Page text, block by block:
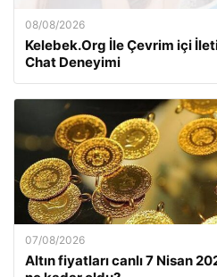
08/08/2026
Kelebek.Org İle Çevrim içi
Chat Deneyimi
07/08/2026
Altın fiyatları canlı 7 Nisan